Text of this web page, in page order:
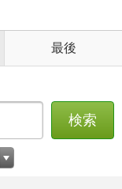
最後
検索